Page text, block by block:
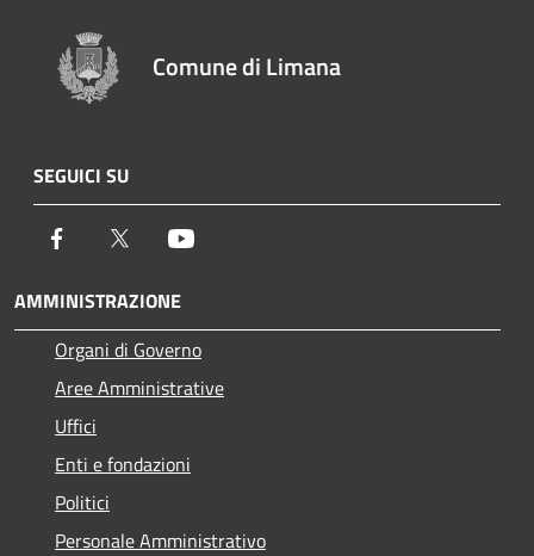
Comune di Limana
SEGUICI SU
Facebook Twitter
AMMINISTRAZIONE
Organi di Governo
Aree Amministrative
Uffici
Enti e fondazioni
Politici
Personale Amministrativo